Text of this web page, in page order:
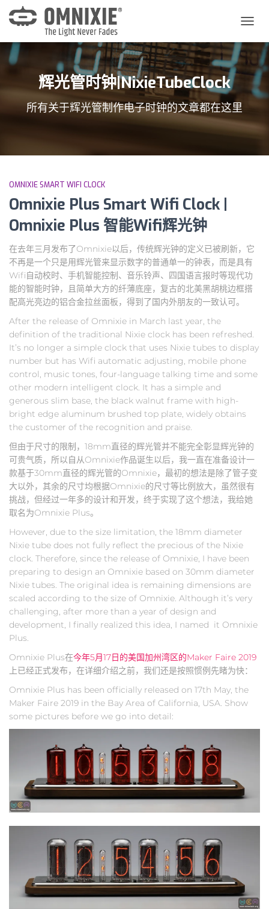
换
导
航
辉光管时钟|NixieTubeClock
所有关于辉光管制作电子时钟的文章都在这里
OMNIXIE SMART WIFI CLOCK
Omnixie Plus Smart Wifi Clock |
Omnixie Plus 智能Wifi辉光钟
在去年三月发布了Omnixie以后，传统辉光钟的定义已被刷新，它
不再是一个只是用辉光管来显示数字的普通单一的钟表，而是具有
Wifi自动校时、手机智能控制、音乐铃声、四国语言报时等现代功
能的智能时钟，且简单大方的纤薄底座，复古的北美黑胡桃边框搭
配高光亮边的铝合金拉丝面板，得到了国内外朋友的一致认可。
After the release of Omnixie in March last year, the
definition of the traditional Nixie clock has been refreshed.
It’s no longer a simple clock that uses Nixie tubes to display
number but has Wifi automatic adjusting, mobile phone
control, music tones, four-language talking time and some
other modern intelligent clock. It has a simple and
generous slim base, the black walnut frame with high-
bright edge aluminum brushed top plate, widely obtains
the customer of the recognition and praise.
但由于尺寸的限制，18mm直径的辉光管并不能完全彰显辉光钟的
可贵气质，所以自从Omnixie作品诞生以后，我一直在准备设计一
款基于30mm直径的辉光管的Omnixie，最初的想法是除了管子变
大以外，其余的尺寸均根据Omnixie的尺寸等比例放大，虽然很有
挑战，但经过一年多的设计和开发，终于实现了这个想法，我给她
取名为Omnixie Plus。
However, due to the size limitation, the 18mm diameter
Nixie tube does not fully reflect the precious of the Nixie
clock. Therefore, since the release of Omnixie, I have been
preparing to design an Omnixie based on 30mm diameter
Nixie tubes. The original idea is remaining dimensions are
scaled according to the size of Omnixie. Although it’s very
challenging, after more than a year of design and
development, I finally realized this idea, I named it Omnixie
Plus.
Omnixie Plus在今年5月17日的美国加州湾区的Maker Faire 2019
上已经正式发布，在详细介绍之前，我们还是按照惯例先睹为快：
Omnixie Plus has been officially released on 17th May, the
Maker Faire 2019 in the Bay Area of California, USA. Show
some pictures before we go into detail: